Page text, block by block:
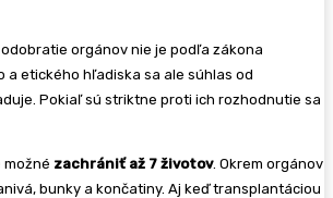
orgánov nie je podľa zákona
a etického hľadiska sa ale súhlas od
Pokiaľ sú striktne proti ich rozhodnutie sa
možné zachrániť až 7 životov. Okrem orgánov
bunky a končatiny. Aj keď transplantáciou